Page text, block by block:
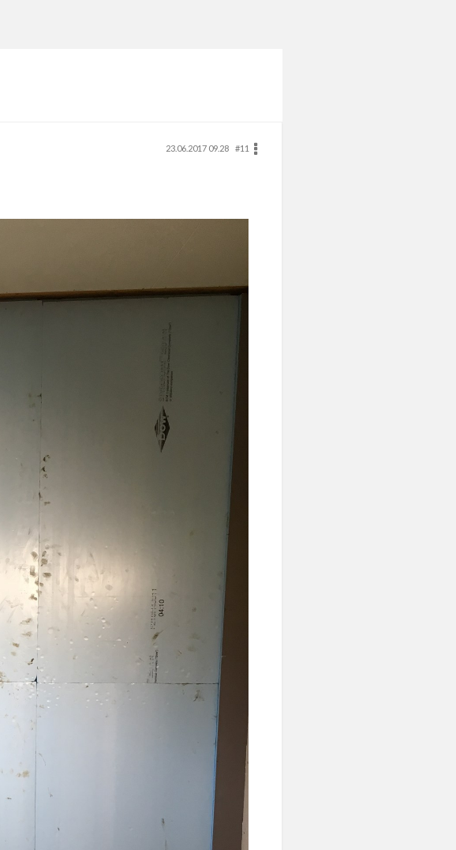
23.06.2017 09.28
#11